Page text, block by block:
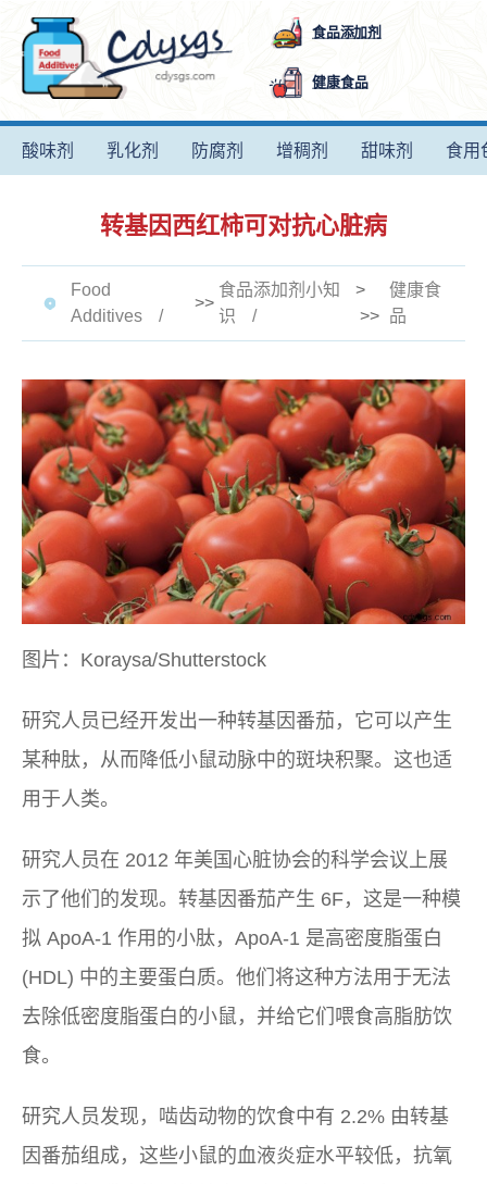
食品添加剂
健康食品
酸味剂 乳化剂 防腐剂 增稠剂 甜味剂 食用
转基因西红柿可对抗心脏病
Food
Additives
>>
食品添加剂小知
识
>
>>
健康食
品
图片：Koraysa/Shutterstock
研究人员已经开发出一种转基因番茄，它可以产生
某种肽，从而降低小鼠动脉中的斑块积聚。这也适
用于人类。
研究人员在 2012 年美国心脏协会的科学会议上展
示了他们的发现。转基因番茄产生 6F，这是一种模
拟 ApoA-1 作用的小肽，ApoA-1 是高密度脂蛋白
(HDL) 中的主要蛋白质。他们将这种方法用于无法
去除低密度脂蛋白的小鼠，并给它们喂食高脂肪饮
食。
研究人员发现，啮齿动物的饮食中有 2.2% 由转基
因番茄组成，这些小鼠的血液炎症水平较低，抗氧